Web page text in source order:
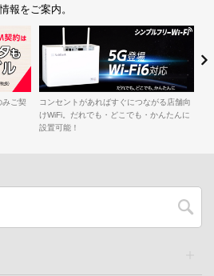
報をご案内。
みご契
コンセントがあればすぐにつながる店舗向
けWiFi。だれでも・どこでも・かんたんに
設置可能！